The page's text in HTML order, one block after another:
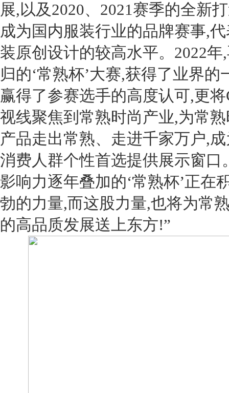
展,以及 2020、 2021赛季的全新
成为国内服装行业的品牌赛事,
装原创设计的较高水平。 2022年
归的‘常熟杯’大赛,获得了业界的
赢得了参赛选手的高度认可,更将
视线聚焦到常熟时尚产业,为常
产品走出常熟、走进千家万户,
消费人群个性首选提供展示窗口
影响力逐年叠加的‘常熟杯’正在
勃的力量,而这股力量,也将为常
的高品质发展送上东方!”